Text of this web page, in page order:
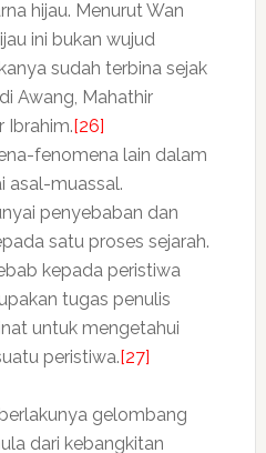
hijau. Menurut Wan
ini bukan wujud
sudah terbina sejak
Awang, Mahathir
Ibrahim. [26]
fenomena lain dalam
asal-muassal.
penyebaban dan
satu proses sejarah.
kepada peristiwa
tugas penulis
untuk mengetahui
peristiwa. [27]
gelombang
dari kebangkitan